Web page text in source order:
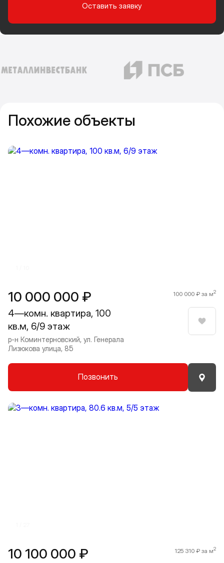
Оставить заявку
Похожие объекты
10 000 000 ₽ 100 000 ₽ за м2
4—комн. квартира, 100
кв.м, 6/9 этаж
р-н Коминтерновский, ул. Генерала
Лизюкова улица, 85
Позвонить
10 100 000 ₽ 125 310 ₽ за м2